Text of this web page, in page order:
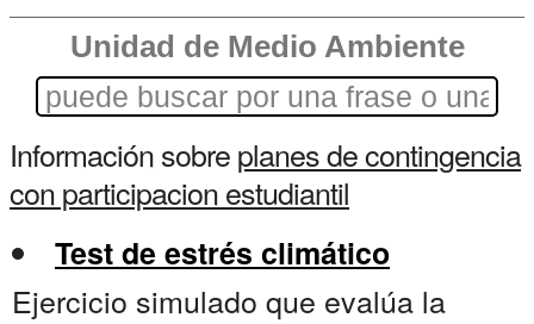
Unidad de Medio Ambiente
Información sobreplanes de contingencia
con participacion estudiantil
Test de estrés climático
Ejercicio simulado que evalúa la